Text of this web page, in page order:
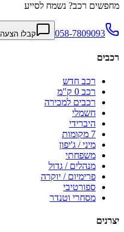
מחפשים רכב? נשמח לסייע
058-7809093 קבלו הצעה
רכבים
רכב חדש
רכב 0 ק"מ
רכבים למכירה
חשמלי
היברידי
7 מקומות
מיני / ג'יפון
משפחתי
מנהלים / גדול
פרימיום / יוקרה
ספורטיבי
מסחרי וטנדר
יצרנים